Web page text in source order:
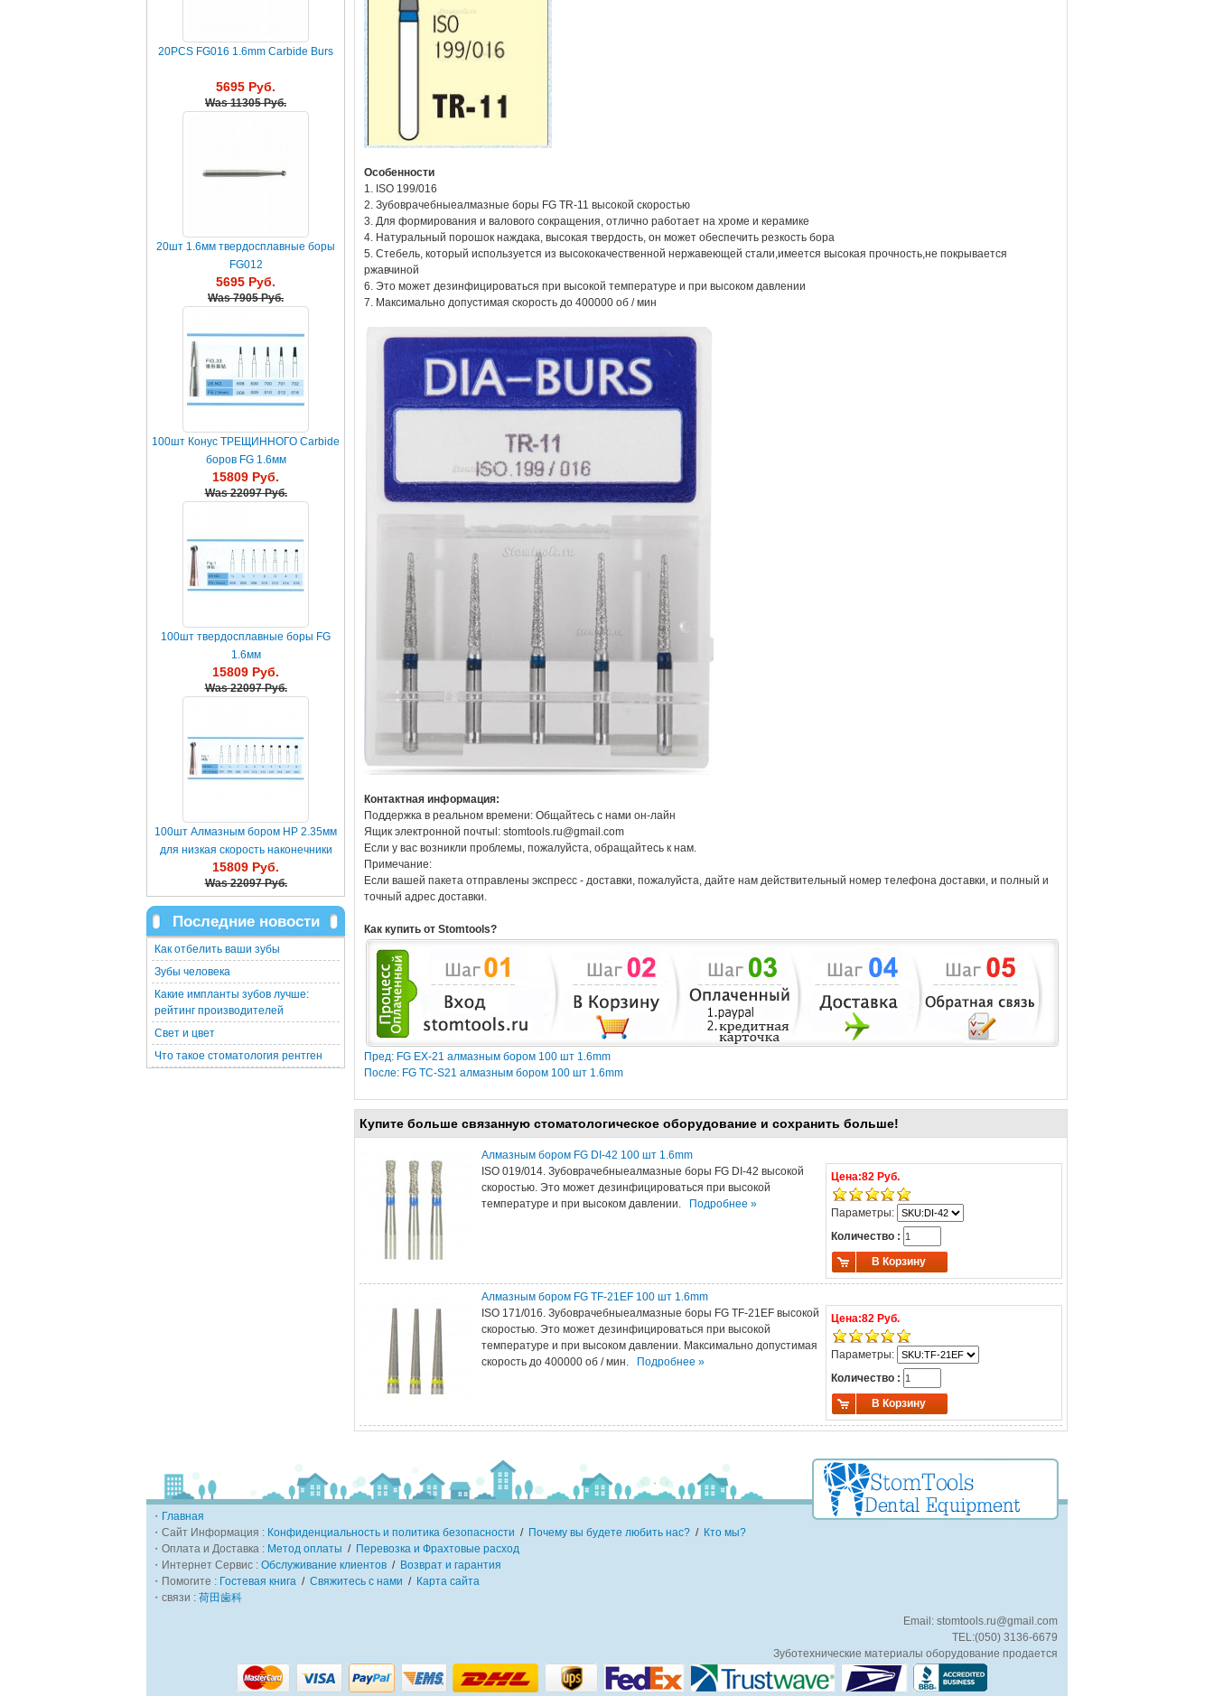
Особенности
1. ISO 199/016
2. Зубоврачебныеалмазные боры FG TR-11 высокой скоростью
3. Для формирования и валового сокращения, отлично работает на хроме и керамике
4. Натуральный порошок наждака, высокая твердость, он может обеспечить резкость бора
5. Стебель, который используется из высококачественной нержавеющей стали,имеется высокая прочность,не покрывается
ржавчиной
6. Это может дезинфицироваться при высокой температуре и при высоком давлении
7. Максимально допустимая скорость до 400000 об / мин
Контактная информация:
Поддержка в реальном времени: Общайтесь с нами он-лайн
Ящик электронной почтыl: stomtools.ru@gmail.com
Если у вас возникли проблемы, пожалуйста, обращайтесь к нам.
Примечание:
Если вашей пакета отправлены экспресс - доставки, пожалуйста, дайте нам действительный номер телефона доставки, и полный и
точный адрес доставки.
Как купить от Stomtools?
Пред: FG EX-21 алмазным бором 100 шт 1.6mm
После: FG TC-S21 алмазным бором 100 шт 1.6mm
Купите больше связанную стоматологическое оборудование и сохранить больше!
Алмазным бором FG DI-42 100 шт 1.6mm
ISO 019/014. Зубоврачебныеалмазные боры FG DI-42 высокой
скоростью. Это может дезинфицироваться при высокой
температуре и при высоком давлении. Подробнее »
Цена:82 Руб.
Параметры:
Количество :
В Корзину
Алмазным бором FG TF-21EF 100 шт 1.6mm
ISO 171/016. Зубоврачебныеалмазные боры FG TF-21EF высокой
скоростью. Это может дезинфицироваться при высокой
температуре и при высоком давлении. Максимально допустимая
скорость до 400000 об / мин. Подробнее »
Цена:82 Руб.
Параметры:
Количество :
В Корзину
20PCS FG016 1.6mm Carbide Burs
5695 Руб.
Was11305 Руб.
20шт 1.6мм твердосплавные боры
FG012
5695 Руб.
Was7905 Руб.
100шт Конус ТРЕЩИННОГО Carbide
боров FG 1.6мм
15809 Руб.
Was22097 Руб.
100шт твердосплавные боры FG
1.6мм
15809 Руб.
Was22097 Руб.
100шт Алмазным бором HP 2.35мм
для низкая скорость наконечники
15809 Руб.
Was22097 Руб.
Последние новости
Как отбелить ваши зубы
Зубы человека
Какие импланты зубов лучше:
рейтинг производителей
Свет и цвет
Что такое стоматология рентген
・ Главная
・Сайт Информация : Конфиденциальность и политика безопасности / Почему вы будете любить нас? / Кто мы?
・Оплата и Доставка : Метод оплаты / Перевозка и Фрахтовые расход
・Интернет Сервис : Обслуживание клиентов / Возврат и гарантия
・Помогите : Гостевая книга / Свяжитесь с нами / Карта сайта
・связи : 荷田歯科
Email: stomtools.ru@gmail.com
TEL:(050) 3136-6679
Зуботехнические материалы оборудование продается